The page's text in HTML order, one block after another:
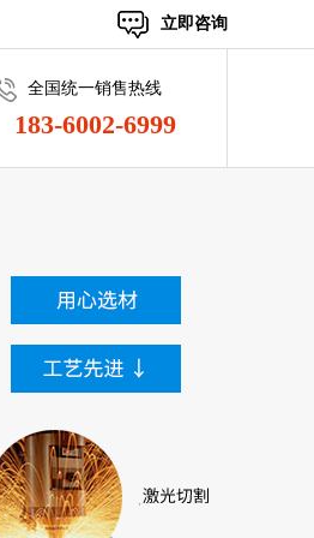
立即咨询
全国统一销售热线
183-6002-6999